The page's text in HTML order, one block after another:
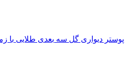
پوستر دیواری گل سه بعدی طلایی با